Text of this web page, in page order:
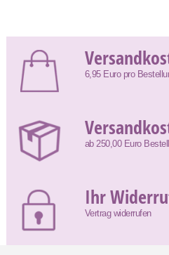
6,95 Euro pro
ab 250,00 Euro
Ihr
Vertrag widerrufen